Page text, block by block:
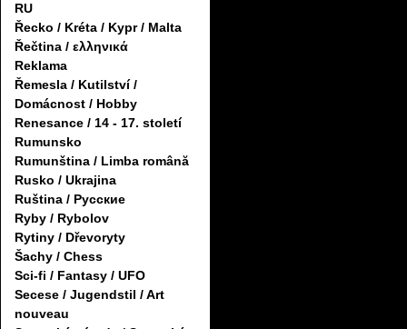
RU
Řecko / Kréta / Kypr / Malta
Řečtina / ελληνικά
Reklama
Řemesla / Kutilství /
Domácnost / Hobby
Renesance / 14 - 17. století
Rumunsko
Rumunština / Limba română
Rusko / Ukrajina
Ruština / Русские
Ryby / Rybolov
Rytiny / Dřevoryty
Šachy / Chess
Sci-fi / Fantasy / UFO
Secese / Jugendstil / Art
nouveau